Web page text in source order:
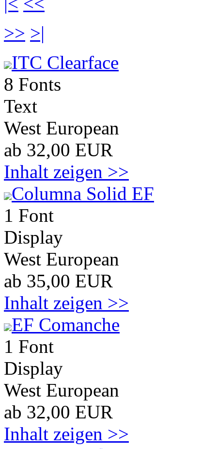
>> >|
ITC Clearface
8 Fonts
Text
West European
ab 32,00 EUR
Inhalt zeigen >>
Columna Solid EF
1 Font
Display
West European
ab 35,00 EUR
Inhalt zeigen >>
EF Comanche
1 Font
Display
West European
ab 32,00 EUR
Inhalt zeigen >>